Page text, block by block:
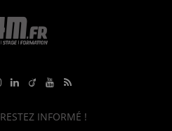
RESTEZ INFORMÉ !